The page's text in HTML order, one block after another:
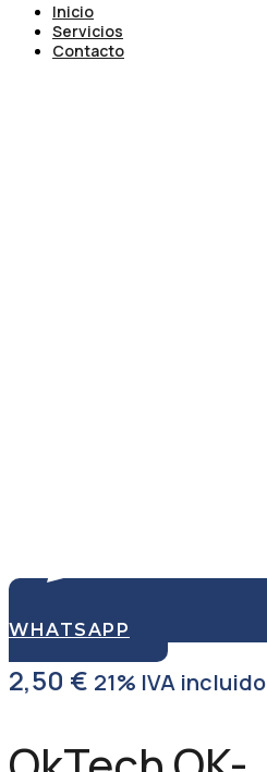
Inicio
Servicios
Contacto
WHATSAPP
2,50 € 21% IVA incluido